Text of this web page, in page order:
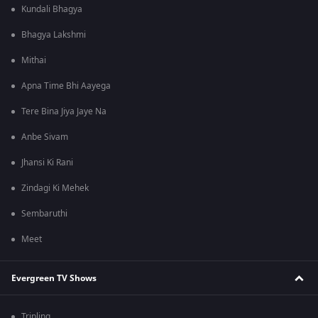
Kundali Bhagya
Bhagya Lakshmi
Mithai
Apna Time Bhi Aayega
Tere Bina Jiya Jaye Na
Anbe Sivam
Jhansi Ki Rani
Zindagi Ki Mehek
Sembaruthi
Meet
Evergreen TV Shows